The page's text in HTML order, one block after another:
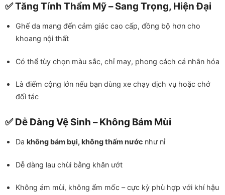
✅ Tăng Tính Thẩm Mỹ – Sang Trọng, Hiện Đại
Ghế da mang đến cảm giác cao cấp, đồng bộ hơn cho
khoang nội thất
Có thể tùy chọn màu sắc, chỉ may, phong cách cá nhân hóa
Là điểm cộng lớn nếu bạn dùng xe chạy dịch vụ hoặc chở
đối tác
✅ Dễ Dàng Vệ Sinh – Không Bám Mùi
Da không bám bụi, không thấm nướcnhư nỉ
Dễ dàng lau chùi bằng khăn ướt
Không ám mùi, không ẩm mốc – cực kỳ phù hợp với khí hậu